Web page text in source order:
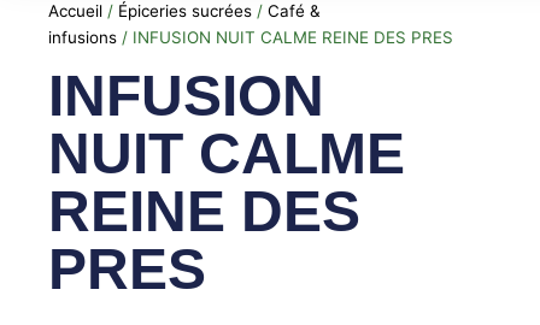
Accueil / Épiceries sucrées /Café &
infusions / INFUSION NUIT CALME REINE DES PRES
INFUSION
NUIT CALME
REINE DES
PRES